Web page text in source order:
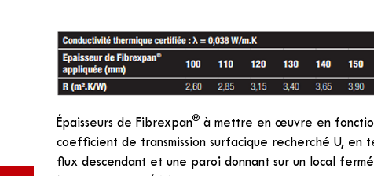
Épaisseurs de Fibrexpan® à mettre en œuvre en
coefficient de transmission surfacique recherché U, en
flux descendant et une paroi donnant sur un local